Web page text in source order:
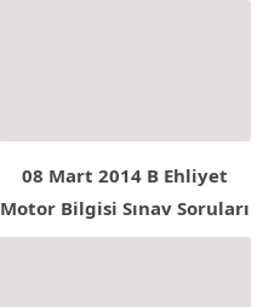
08 Mart 2014 B Ehliyet
Motor Bilgisi Sınav Soruları